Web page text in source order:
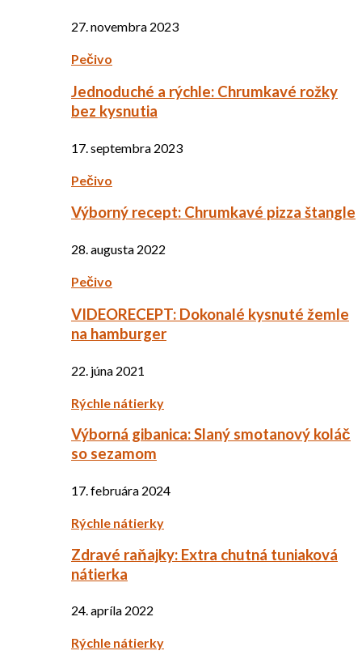
27. novembra 2023
Pečivo
Jednoduché a rýchle: Chrumkavé rožky
bez kysnutia
17. septembra 2023
Pečivo
Výborný recept: Chrumkavé pizza štangle
28. augusta 2022
Pečivo
VIDEORECEPT: Dokonalé kysnuté žemle
na hamburger
22. júna 2021
Rýchle nátierky
Výborná gibanica: Slaný smotanový koláč
so sezamom
17. februára 2024
Rýchle nátierky
Zdravé raňajky: Extra chutná tuniaková
nátierka
24. apríla 2022
Rýchle nátierky